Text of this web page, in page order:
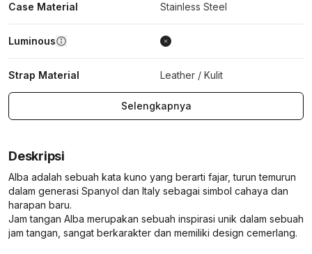
Case Material Stainless Steel
Luminous
Strap Material Leather / Kulit
Selengkapnya
Deskripsi
Alba adalah sebuah kata kuno yang berarti fajar, turun temurun
dalam generasi Spanyol dan Italy sebagai simbol cahaya dan
harapan baru.
Jam tangan Alba merupakan sebuah inspirasi unik dalam sebuah
jam tangan, sangat berkarakter dan memiliki design cemerlang.